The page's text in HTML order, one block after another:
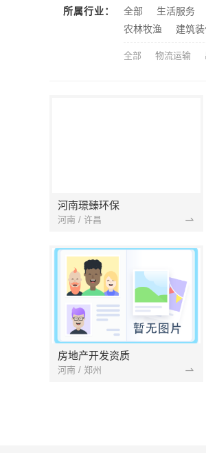
所属行业： 全部 生活服务
农林牧渔
建筑
全部 物流运输
河南璟臻环保
河南 / 许昌
房地产开发资质
河南 / 郑州